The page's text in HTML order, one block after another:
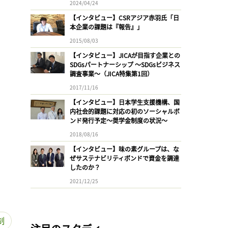
2024/04/24
【インタビュー】CSRアジア赤羽氏「日
本企業の課題は『報告』」
2015/08/03
【インタビュー】JICAが目指す企業との
SDGsパートナーシップ 〜SDGsビジネス
調査事業〜（JICA特集第1回）
2017/11/16
【インタビュー】日本学生支援機構、国
内社会的課題に対応の初のソーシャルボ
ンド発行予定〜奨学金制度の状況〜
2018/08/16
【インタビュー】味の素グループは、な
ぜサステナビリティボンドで資金を調達
したのか？
2021/12/25